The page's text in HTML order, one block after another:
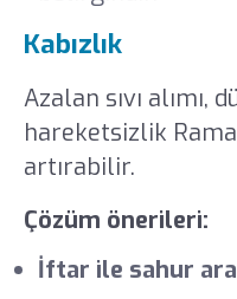
Kabızlık
Azalan sıvı
hareketsizlik
artırabilir.
Çözüm önerileri:
İftar ile sahur